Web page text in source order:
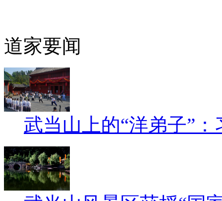
道家要闻
武当山上的“洋弟子”